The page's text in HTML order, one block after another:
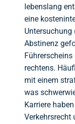
lebenslang
eine
Untersuchung
Abstinenz
rechtens.
mit einem
was
Karriere
Verkehrsrecht